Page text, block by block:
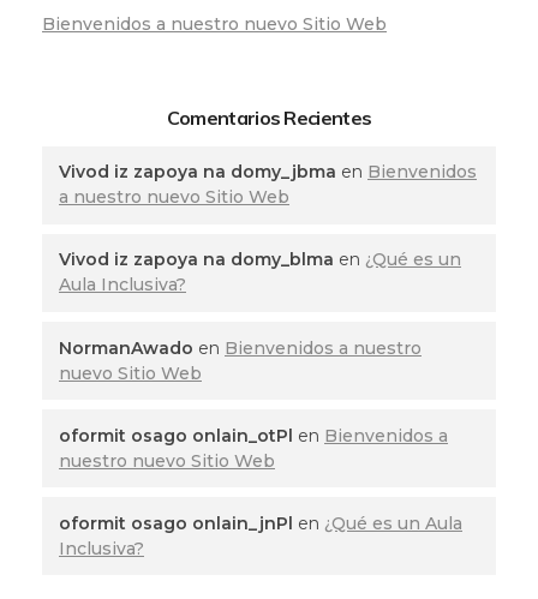
Bienvenidos a nuestro nuevo Sitio Web
Comentarios Recientes
Vivod iz zapoya na domy_jbma en Bienvenidos
a nuestro nuevo Sitio Web
Vivod iz zapoya na domy_blma en ¿Qué es un
Aula Inclusiva?
NormanAwado en Bienvenidos a nuestro
nuevo Sitio Web
oformit osago onlain_otPl en Bienvenidos a
nuestro nuevo Sitio Web
oformit osago onlain_jnPl en ¿Qué es un Aula
Inclusiva?